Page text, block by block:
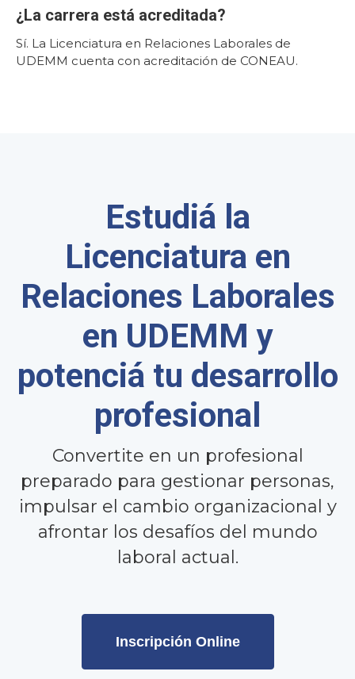
¿La carrera está acreditada?
Sí. La Licenciatura en Relaciones Laborales de
UDEMM cuenta con acreditación de CONEAU.
Estudiá la
Licenciatura en
Relaciones Laborales
en UDEMM y
potenciá tu desarrollo
profesional
Convertite en un profesional
preparado para gestionar personas,
impulsar el cambio organizacional y
afrontar los desafíos del mundo
laboral actual.
Inscripción Online